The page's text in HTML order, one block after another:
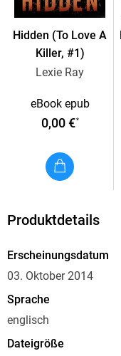
Hidden (To Love A
Killer, #1)
Lexie Ray
eBook epub
0,00 €*
Produktdetails
Erscheinungsdatum
03. Oktober 2014
Sprache
englisch
Dateigröße